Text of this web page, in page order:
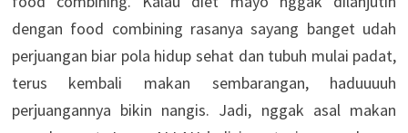
dengan food combining rasanya sayang banget udah
perjuangan biar pola hidup sehat dan tubuh mulai padat,
terus kembali makan sembarangan, haduuuuh
perjuangannya bikin nangis. Jadi, nggak asal makan